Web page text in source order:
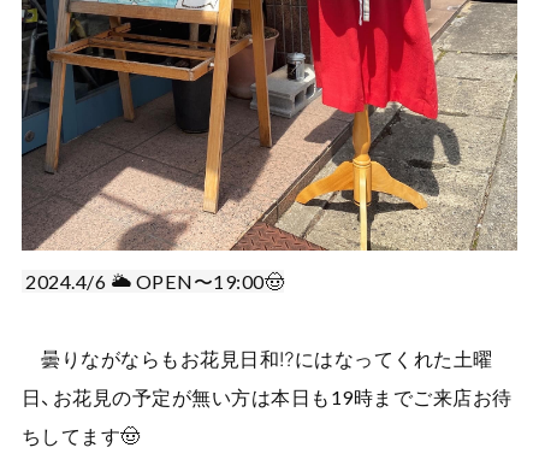
2024.4/6 🌥️ OPEN〜19:00🤠
曇りながならもお花見日和⁉️にはなってくれた土曜
日、お花見の予定が無い方は本日も19時までご来店お待
ちしてます🤠